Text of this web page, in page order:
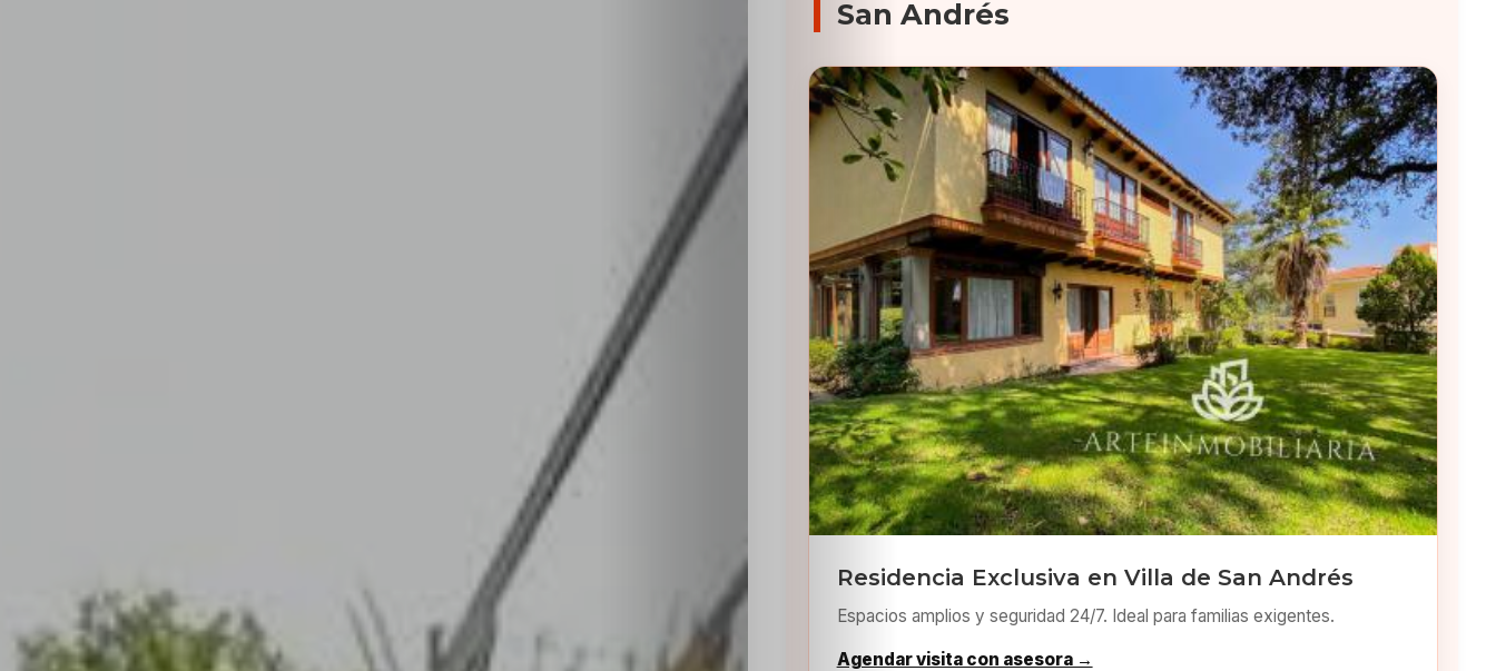
San Andrés
Residencia Exclusiva en Villa de San Andrés
Espacios amplios y seguridad 24/7. Ideal para familias exigentes.
Agendar visita con asesora →